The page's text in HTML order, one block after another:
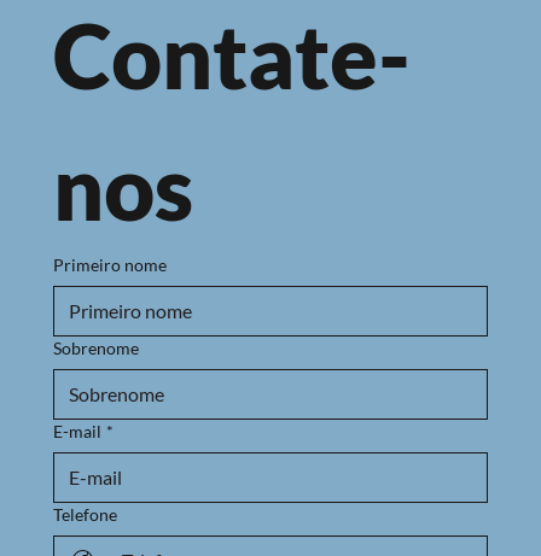
Contate-
nos
Primeiro nome
Sobrenome
E-mail *
Telefone